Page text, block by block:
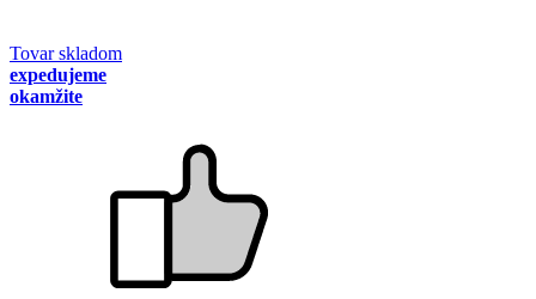
Tovar skladom
expedujeme
okamžite